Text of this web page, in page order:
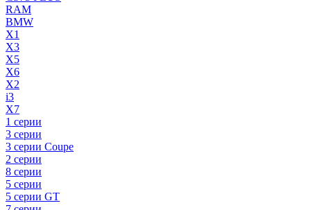
RAM
BMW
X1
X3
X5
X6
X2
i3
X7
1 серии
3 серии
3 серии Coupe
2 серии
8 серии
5 серии
5 серии GT